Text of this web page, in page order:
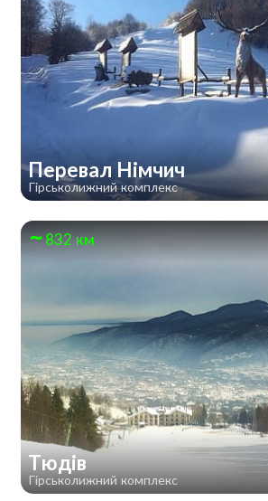
Перевал Німчич
Гірськолижний комплекс
832 км
Тюдів
Гірськолижний комплекс